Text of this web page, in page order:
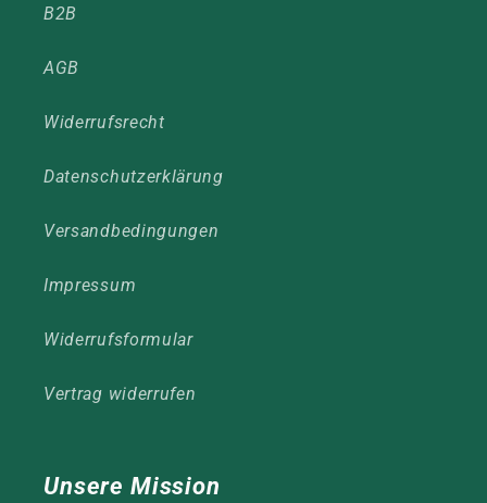
B2B
AGB
Widerrufsrecht
Datenschutzerklärung
Versandbedingungen
Impressum
Widerrufsformular
Vertrag widerrufen
Unsere Mission